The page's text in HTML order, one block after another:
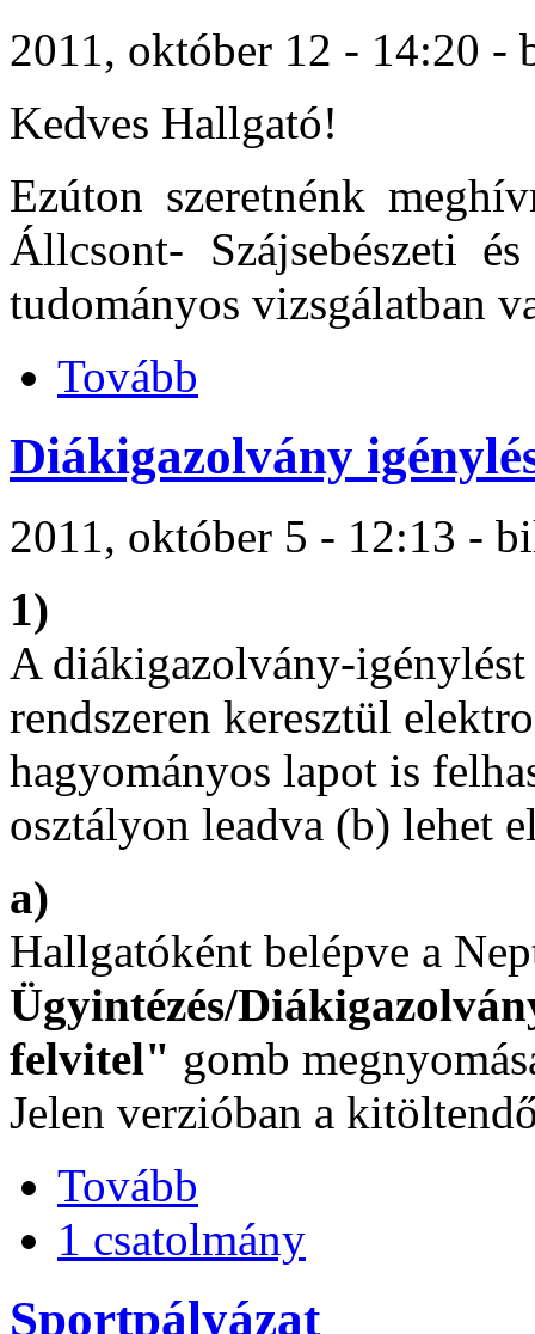
2011, október 12 - 14:20 -
Kedves Hallgató!
Ezúton szeretnénk
Állcsont- Szájsebészeti
tudományos vizsgálatban
Tovább
Diákigazolvány
2011, október 5 - 12:13 -
1)
A diákigazolvány-
rendszeren keresztül
hagyományos lapot is
osztályon leadva (b) lehet
a)
Hallgatóként belépve a
Ügyintézés/
felvitel" gomb
Jelen verzióban a
Tovább
1 csatolmány
Sportpályázat